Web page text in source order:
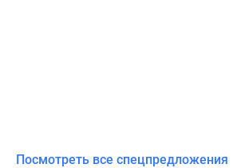
Посмотреть все спецпредложения